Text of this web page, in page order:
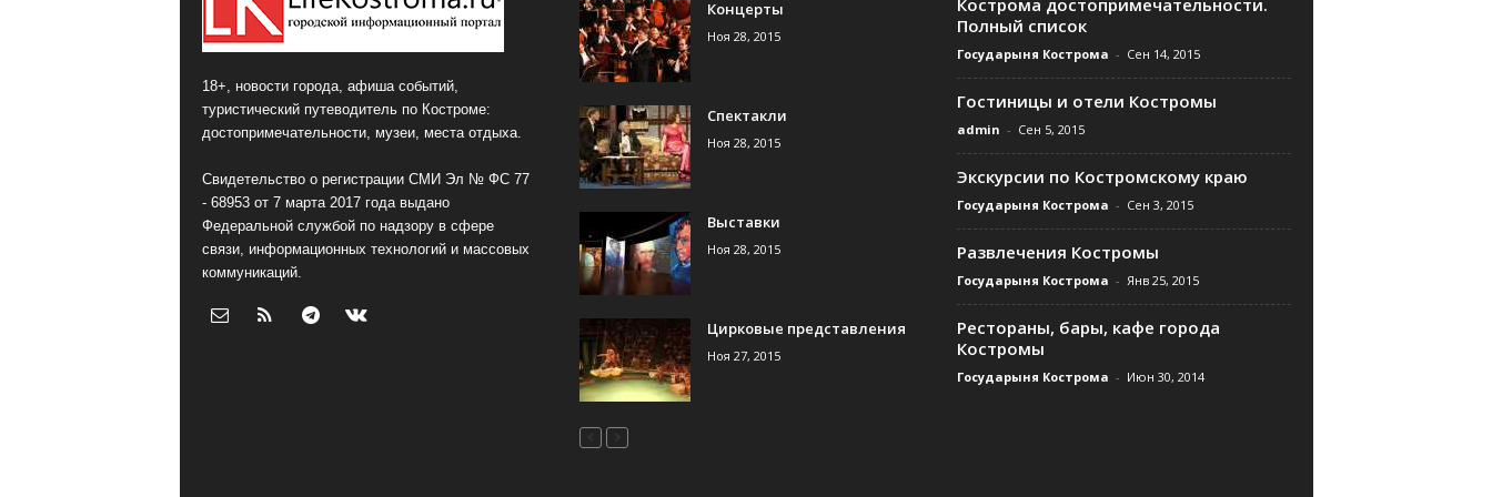
18+, новости города, афиша событий,
туристический путеводитель по Костроме:
достопримечательности, музеи, места отдыха.
Свидетельство о регистрации СМИ Эл № ФС 77
- 68953 от 7 марта 2017 года выдано
Федеральной службой по надзору в сфере
связи, информационных технологий и массовых
коммуникаций.
Концерты
Ноя 28, 2015
Спектакли
Ноя 28, 2015
Выставки
Ноя 28, 2015
Цирковые представления
Ноя 27, 2015
Полный список
Государыня Кострома - Сен 14, 2015
Гостиницы и отели Костромы
admin - Сен 5, 2015
Экскурсии по Костромскому краю
Государыня Кострома - Сен 3, 2015
Развлечения Костромы
Государыня Кострома - Янв 25, 2015
Рестораны, бары, кафе города
Костромы
Государыня Кострома - Июн 30, 2014